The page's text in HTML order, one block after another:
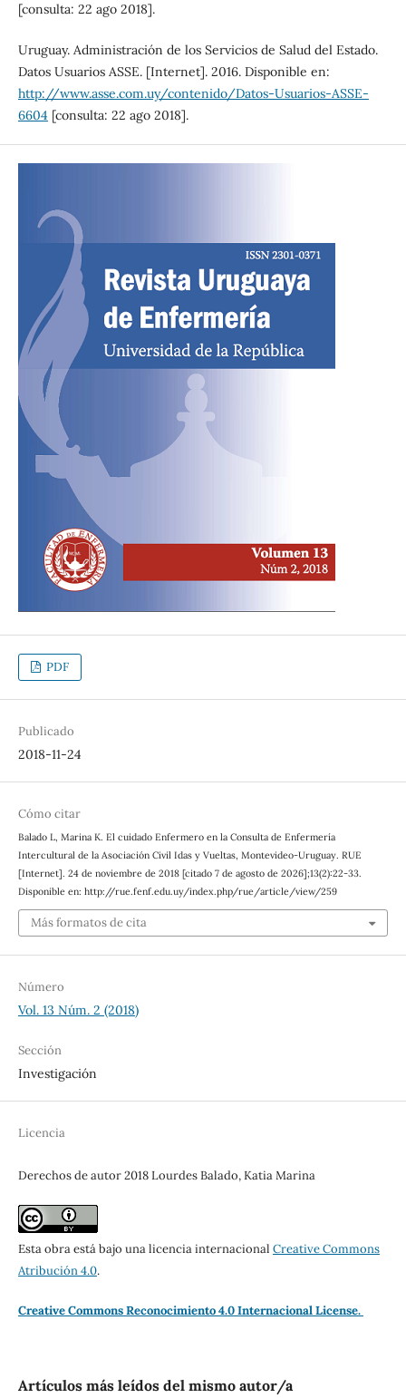
[consulta: 22 ago 2018].
Uruguay. Administración de los Servicios de Salud del Estado.
Datos Usuarios ASSE. [Internet]. 2016. Disponible en:
http://www.asse.com.uy/contenido/Datos-Usuarios-ASSE-
6604 [consulta: 22 ago 2018].
PDF
Publicado
2018-11-24
Cómo citar
Balado L, Marina K. El cuidado Enfermero en la Consulta de Enfermería
Intercultural de la Asociación Civil Idas y Vueltas, Montevideo-Uruguay. RUE
[Internet]. 24 de noviembre de 2018 [citado 7 de agosto de 2026];13(2):22-33.
Disponible en: http://rue.fenf.edu.uy/index.php/rue/article/view/259
Más formatos de cita
Número
Vol. 13 Núm. 2 (2018)
Sección
Investigación
Licencia
Derechos de autor 2018 Lourdes Balado, Katia Marina
Esta obra está bajo una licencia internacional Creative Commons
Atribución 4.0.
Creative Commons Reconocimiento 4.0 Internacional License.
Artículos más leídos del mismo autor/a